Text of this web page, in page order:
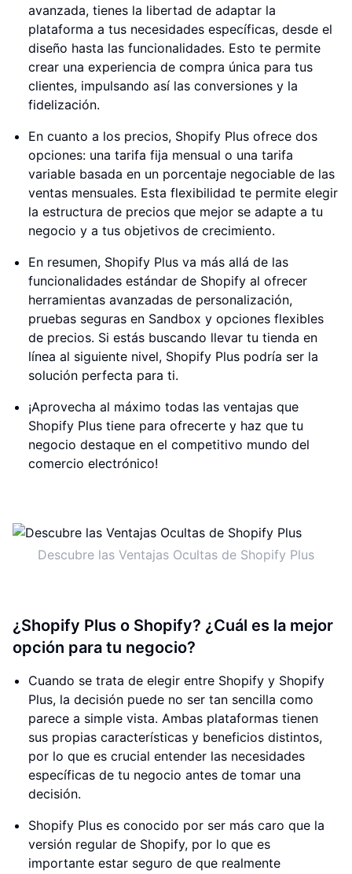
avanzada, tienes la libertad de adaptar la
plataforma a tus necesidades específicas, desde el
diseño hasta las funcionalidades. Esto te permite
crear una experiencia de compra única para tus
clientes, impulsando así las conversiones y la
fidelización.
En cuanto a los precios, Shopify Plus ofrece dos
opciones: una tarifa fija mensual o una tarifa
variable basada en un porcentaje negociable de las
ventas mensuales. Esta flexibilidad te permite elegir
la estructura de precios que mejor se adapte a tu
negocio y a tus objetivos de crecimiento.
En resumen, Shopify Plus va más allá de las
funcionalidades estándar de Shopify al ofrecer
herramientas avanzadas de personalización,
pruebas seguras en Sandbox y opciones flexibles
de precios. Si estás buscando llevar tu tienda en
línea al siguiente nivel, Shopify Plus podría ser la
solución perfecta para ti.
¡Aprovecha al máximo todas las ventajas que
Shopify Plus tiene para ofrecerte y haz que tu
negocio destaque en el competitivo mundo del
comercio electrónico!
Descubre las Ventajas Ocultas de Shopify Plus
¿Shopify Plus o Shopify? ¿Cuál es la mejor
opción para tu negocio?
Cuando se trata de elegir entre Shopify y Shopify
Plus, la decisión puede no ser tan sencilla como
parece a simple vista. Ambas plataformas tienen
sus propias características y beneficios distintos,
por lo que es crucial entender las necesidades
específicas de tu negocio antes de tomar una
decisión.
Shopify Plus es conocido por ser más caro que la
versión regular de Shopify, por lo que es
importante estar seguro de que realmente